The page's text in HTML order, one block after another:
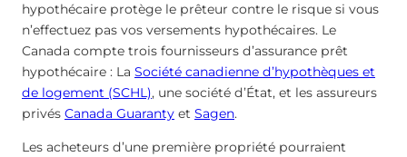
hypothécaire protège le prêteur contre le risque si vous
n’effectuez pas vos versements hypothécaires. Le
Canada compte trois fournisseurs d’assurance prêt
hypothécaire : La Société canadienne d’hypothèques et
de logement (SCHL), une société d’État, et les assureurs
privés Canada Guaranty et Sagen.
Les acheteurs d’une première propriété pourraient